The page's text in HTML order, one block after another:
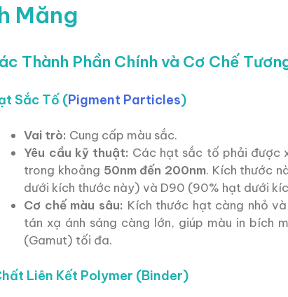
Măng
Thành Phần Chính và Cơ Chế
Sắc Tố (Pigment Particles)
Vai trò: Cung cấp màu sắc.
Yêu cầu kỹ thuật: Các hạt sắc tố phải được
trong khoảng 50nm đến 200nm. Kích thước
dưới kích thước này) và D90 (90% hạt dưới
Cơ chế màu sâu: Kích thước hạt càng nhỏ
tán xạ ánh sáng càng lớn, giúp màu in bích
(Gamut) tối đa.
Liên Kết Polymer (Binder)